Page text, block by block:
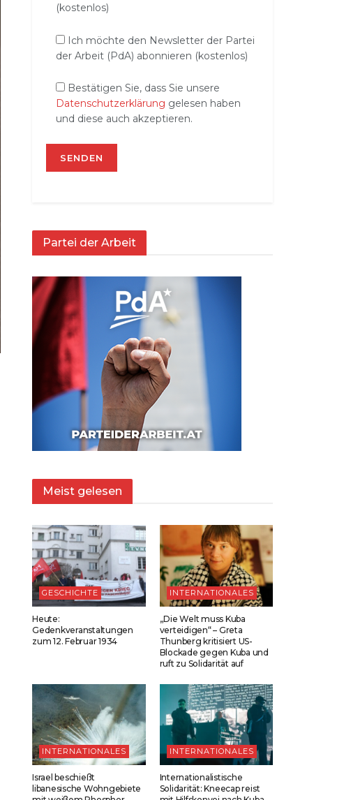
(kostenlos)
Ich möchte den Newsletter der Partei
der Arbeit (PdA) abonnieren (kostenlos)
Bestätigen Sie, dass Sie unsere
Datenschutzerklärung gelesen haben
und diese auch akzeptieren.
Partei der Arbeit
Meist gelesen
GESCHICHTE
Heute:
Gedenkveranstaltungen
zum 12. Februar 1934
INTERNATIONALES
„Die Welt muss Kuba
verteidigen“ – Greta
Thunberg kritisiert US-
Blockade gegen Kuba und
ruft zu Solidarität auf
INTERNATIONALES
Israel beschießt
libanesische Wohngebiete
INTERNATIONALES
Internationalistische
Solidarität: Kneecap reist